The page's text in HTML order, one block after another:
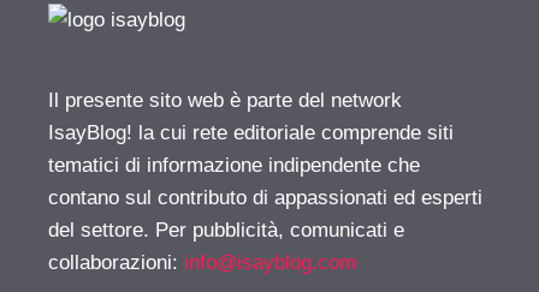
Il presente sito web è parte del network
IsayBlog! la cui rete editoriale comprende siti
tematici di informazione indipendente che
contano sul contributo di appassionati ed esperti
del settore. Per pubblicità, comunicati e
collaborazioni: info@isayblog.com